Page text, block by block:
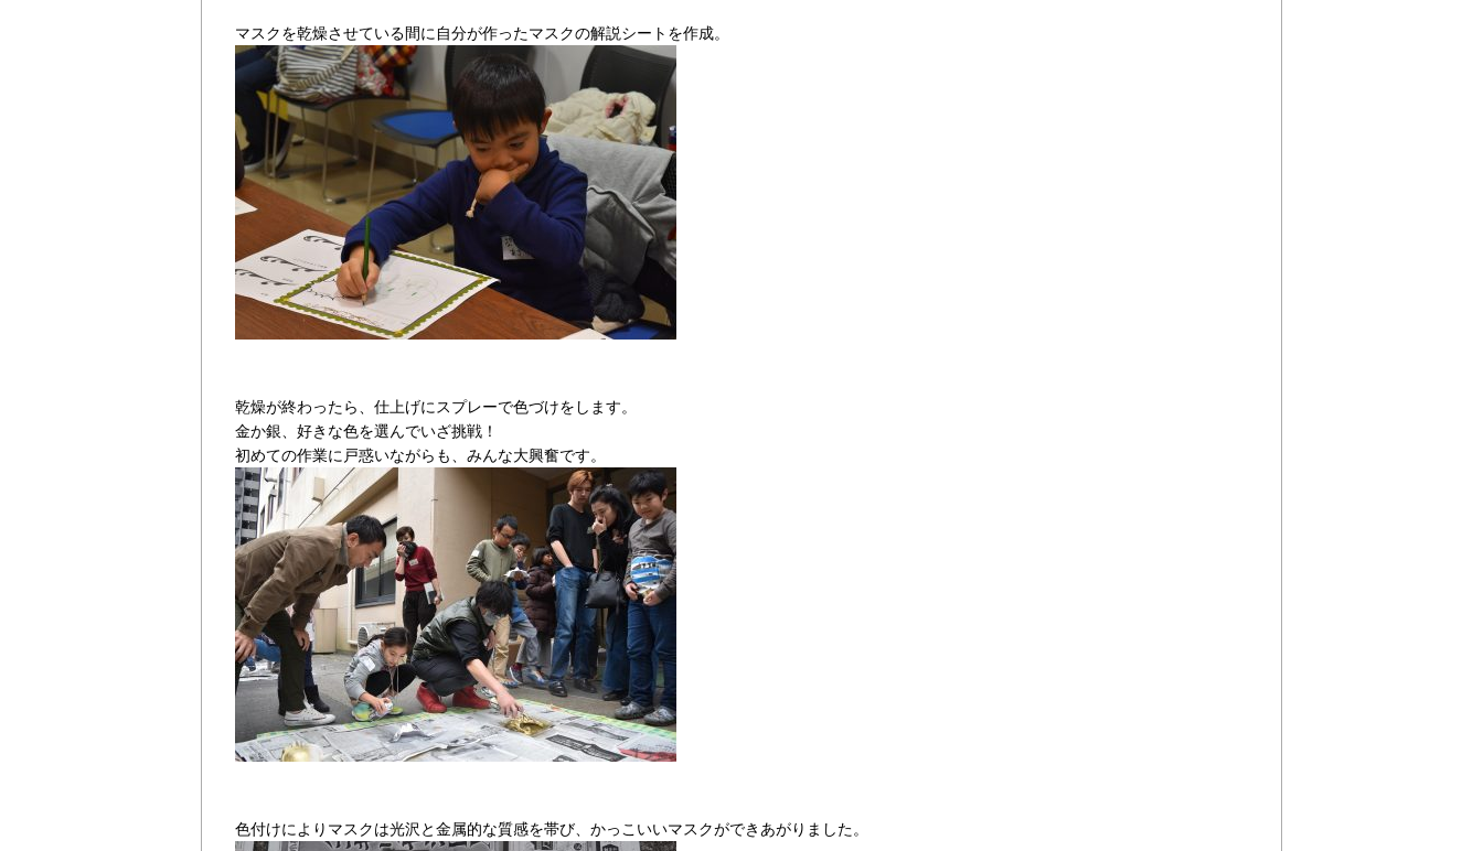
マスクを乾燥させている間に自分が作ったマスクの解説シートを作成。
乾燥が終わったら、仕上げにスプレーで色づけをします。
金か銀、好きな色を選んでいざ挑戦！
初めての作業に戸惑いながらも、みんな大興奮です。
色付けによりマスクは光沢と金属的な質感を帯び、かっこいいマスクができあがりました。